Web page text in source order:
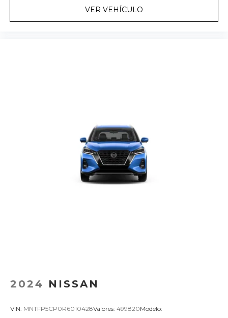
VER VEHÍCULO
2024 NISSAN
VIN: MNTFP5CP0R6010428Valores: 499820Modelo: